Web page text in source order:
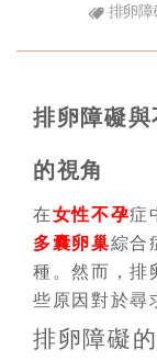
排卵障
排卵障礙
的視角
在女性不孕症
多囊卵巢綜合
種。然而，排
些原因對於尋
排卵障礙